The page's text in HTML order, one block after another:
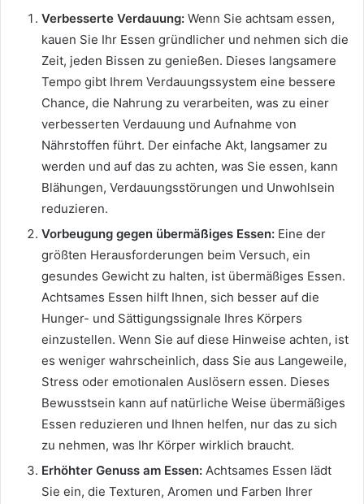
Verbesserte Verdauung: Wenn Sie achtsam essen,
kauen Sie Ihr Essen gründlicher und nehmen sich die
Zeit, jeden Bissen zu genießen. Dieses langsamere
Tempo gibt Ihrem Verdauungssystem eine bessere
Chance, die Nahrung zu verarbeiten, was zu einer
verbesserten Verdauung und Aufnahme von
Nährstoffen führt. Der einfache Akt, langsamer zu
werden und auf das zu achten, was Sie essen, kann
Blähungen, Verdauungsstörungen und Unwohlsein
reduzieren.
Vorbeugung gegen übermäßiges Essen: Eine der
größten Herausforderungen beim Versuch, ein
gesundes Gewicht zu halten, ist übermäßiges Essen.
Achtsames Essen hilft Ihnen, sich besser auf die
Hunger- und Sättigungssignale Ihres Körpers
einzustellen. Wenn Sie auf diese Hinweise achten, ist
es weniger wahrscheinlich, dass Sie aus Langeweile,
Stress oder emotionalen Auslösern essen. Dieses
Bewusstsein kann auf natürliche Weise übermäßiges
Essen reduzieren und Ihnen helfen, nur das zu sich
zu nehmen, was Ihr Körper wirklich braucht.
Erhöhter Genuss am Essen: Achtsames Essen lädt
Sie ein, die Texturen, Aromen und Farben Ihrer